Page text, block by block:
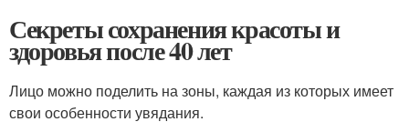
Секреты сохранения красоты и
здоровья после 40 лет
Лицо можно поделить на зоны, каждая из которых имеет
свои особенности увядания.